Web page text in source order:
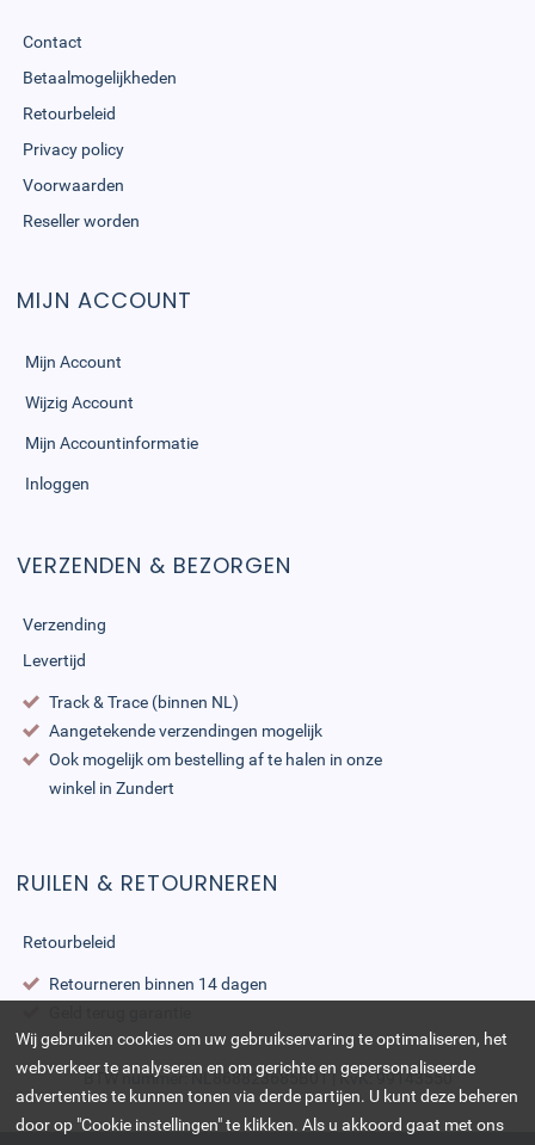
Contact
Betaalmogelijkheden
Retourbeleid
Privacy policy
Voorwaarden
Reseller worden
MIJN ACCOUNT
Mijn Account
Wijzig Account
Mijn Accountinformatie
Inloggen
VERZENDEN & BEZORGEN
Verzending
Levertijd
Track & Trace (binnen NL)
Aangetekende verzendingen mogelijk
Ook mogelijk om bestelling af te halen in onze
winkel in Zundert
RUILEN & RETOURNEREN
Retourbeleid
Retourneren binnen 14 dagen
BTW nummer: NL868823685B01 | KvK: 99143550
Wij gebruiken cookies om uw gebruikservaring te optimaliseren, het
webverkeer te analyseren en om gerichte en gepersonaliseerde
advertenties te kunnen tonen via derde partijen. U kunt deze beheren
door op "Cookie instellingen" te klikken. Als u akkoord gaat met ons